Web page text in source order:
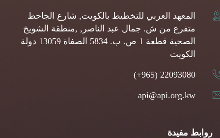
المعهد العربي للتخطيط بالكويت, شارع الجاحظ
متفرع من ش. جمال عبد الناصر, ,منطقة الشويخ
الصحية قطعة 1 ص. ب. 5834 الصفاة 13059 دولة
الكويت
(+965) 22093080
api@api.org.kw
روابط مفيدة